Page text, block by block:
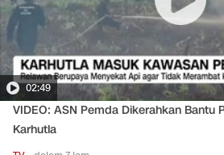
02:49
VIDEO: ASN Pemda Dikerahkan Bantu
Karhutla